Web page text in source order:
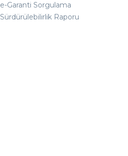
e-Garanti Sorgulama
Sürdürülebilirlik Raporu